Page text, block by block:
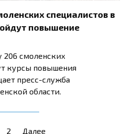
специалистов в
повышение
206 смоленских
курсы повышения
пресс-служба
области.
2 Далее